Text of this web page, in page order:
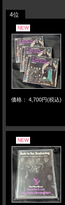
4位
NEW
価格： 4,700円(税込)
NEW